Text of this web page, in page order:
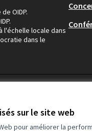
sur le site web
pour améliorer la
OIDP.
l'échelle locale dans
dans le